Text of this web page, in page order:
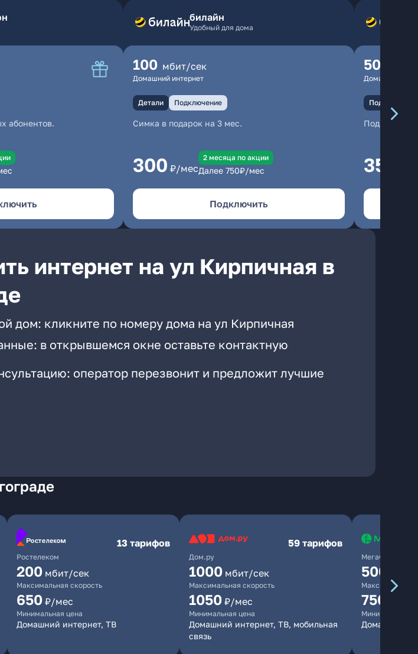
абонентов.
билайн
Удобный для дома
100 мбит/сек
Домашний интернет
Детали Подключение
Симка в подарок на 3 мес.
300 ₽/мес
2 месяцa по акции
Далее 750₽/мес
Подключить
500
Домашний
Подключение
350
интернет на ул Кирпичная в
дом: кликните по номеру дома на ул Кирпичная
в открывшемся окне оставьте контактную
оператор перезвонит и предложит лучшие
Ростелеком
13 тарифов
200 мбит/сек
Максимальная скорость
650 ₽/мес
Минимальная цена
Домашний интернет, ТВ
Дом.ру
59 тарифов
1000 мбит/сек
Максимальная скорость
1050 ₽/мес
Минимальная цена
Домашний интернет, ТВ, мобильная
связь
МегаФон
500
Максимальная
750
Минимальная
Домашний